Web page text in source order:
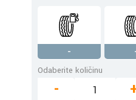
-
Odaberite količinu
-